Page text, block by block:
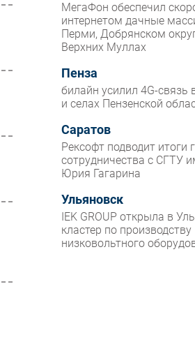
МегаФон обеспечил
интернетом дачные
Перми, Добрянском
Верхних Муллах
Пенза
билайн усилил 4G-связь
и селах Пензенской
Саратов
Рексофт подводит итоги
сотрудничества с СГТУ
Юрия Гагарина
Ульяновск
IEK GROUP открыла в
кластер по производству
низковольтного